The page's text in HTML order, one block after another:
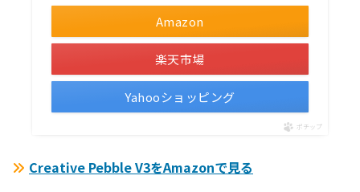
Amazon
楽天市場
Yahooショッピング
ポチップ
Creative Pebble V3をAmazonで見る